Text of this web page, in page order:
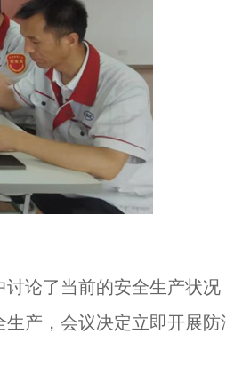
论了当前的安全生产状况
产，会议决定立即开展防